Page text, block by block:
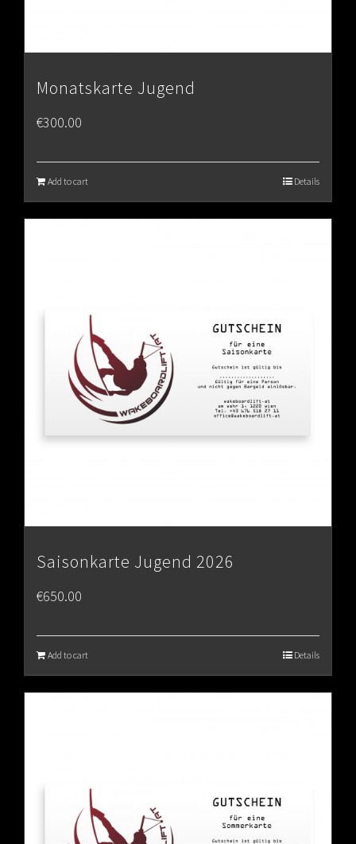
Monatskarte Jugend
€300.00
Add to cart Details
Saisonkarte Jugend 2026
€650.00
Add to cart Details